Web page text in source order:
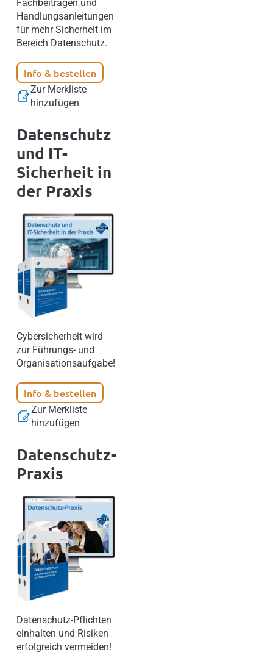
Fachbeiträgen und
Handlungsanleitungen
für mehr Sicherheit im
Bereich Datenschutz.
Info & bestellen
Zur Merkliste
hinzufügen
Datenschutz
und IT-
Sicherheit in
der Praxis
Cybersicherheit wird
zur Führungs- und
Organisationsaufgabe!
Info & bestellen
Zur Merkliste
hinzufügen
Datenschutz-
Praxis
Datenschutz-Pflichten
einhalten und Risiken
erfolgreich vermeiden!